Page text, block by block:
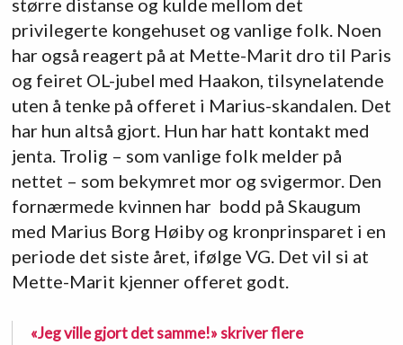
større distanse og kulde mellom det
privilegerte kongehuset og vanlige folk. Noen
har også reagert på at Mette-Marit dro til Paris
og feiret OL-jubel med Haakon, tilsynelatende
uten å tenke på offeret i Marius-skandalen. Det
har hun altså gjort. Hun har hatt kontakt med
jenta. Trolig – som vanlige folk melder på
nettet – som bekymret mor og svigermor. Den
fornærmede kvinnen har bodd på Skaugum
med Marius Borg Høiby og kronprinsparet i en
periode det siste året, ifølge VG. Det vil si at
Mette-Marit kjenner offeret godt.
«Jeg ville gjort det samme!» skriver flere